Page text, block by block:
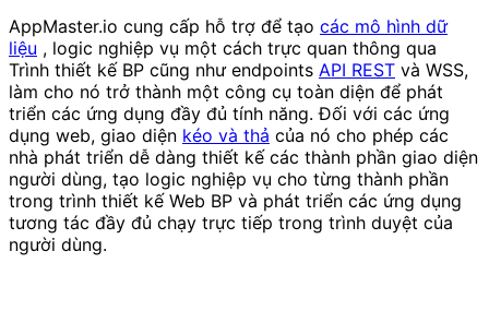
AppMaster.io cung cấp hỗ trợ để tạo các mô hình dữ
liệu , logic nghiệp vụ một cách trực quan thông qua
Trình thiết kế BP cũng như endpoints API REST và WSS,
làm cho nó trở thành một công cụ toàn diện để phát
triển các ứng dụng đầy đủ tính năng. Đối với các ứng
dụng web, giao diện kéo và thả của nó cho phép các
nhà phát triển dễ dàng thiết kế các thành phần giao diện
người dùng, tạo logic nghiệp vụ cho từng thành phần
trong trình thiết kế Web BP và phát triển các ứng dụng
tương tác đầy đủ chạy trực tiếp trong trình duyệt của
người dùng.